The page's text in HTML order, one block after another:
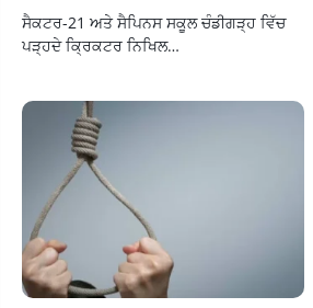
ਸੈਕਟਰ-21 ਅਤੇ ਸੈਪਿਨਸ ਸਕੂਲ ਚੰਡੀਗੜ੍ਹ ਵਿੱਚ
ਪੜ੍ਹਦੇ ਕ੍ਰਿਕਟਰ ਨਿਖਿਲ…